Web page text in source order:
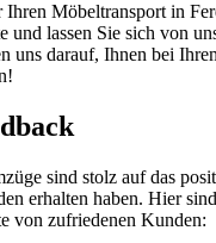
Ihren Möbeltransport in
und lassen Sie sich von
uns darauf, Ihnen bei
sind stolz auf das
erhalten haben. Hier
von zufriedenen Kunden: